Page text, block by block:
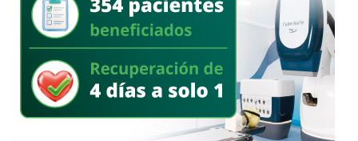
ciudad, lasque avisen que la ciclovía no es para que se
estacionen autos de los negocios de Carranza o
Himno Nacional.
La Avenida Chapultepec tiene varias señales que indican
que ellímite de velocidad es de 50 km/h, algunas casi
borradas -ahí te encargo, Ayuntamiento- pero en los